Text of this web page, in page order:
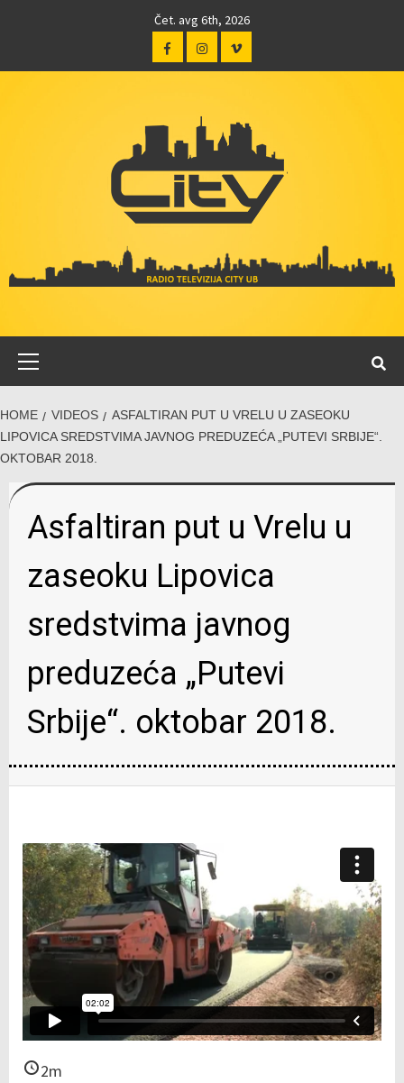
Čet. avg 6th, 2026
HOME VIDEOS
ASFALTIRAN PUT U VRELU U ZASEOKU
LIPOVICA SREDSTVIMA JAVNOG PREDUZEĆA „PUTEVI SRBIJE“.
OKTOBAR 2018.
Asfaltiran put u Vrelu u
zaseoku Lipovica
sredstvima javnog
preduzeća „Putevi
Srbije“. oktobar 2018.
2m